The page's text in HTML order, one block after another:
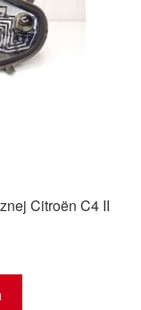
Citroën C4 II